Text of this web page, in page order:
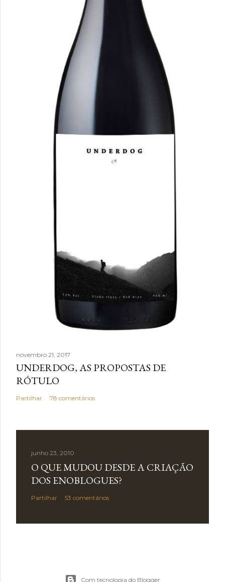
novembro 21, 2017
UNDERDOG, AS PROPOSTAS DE
RÓTULO
Partilhar 78 comentários
junho 23, 2010
O QUE MUDOU DESDE A CRIAÇÃO
DOS ENOBLOGUES?
Partilhar 53 comentários
Com tecnologia do Blogger